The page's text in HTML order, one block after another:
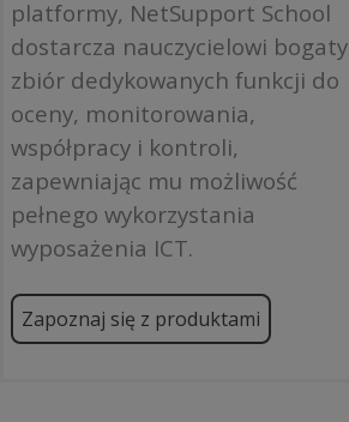
platformy, NetSupport School
dostarcza nauczycielowi bogaty
zbiór dedykowanych funkcji do
oceny, monitorowania,
współpracy i kontroli,
zapewniając mu możliwość
pełnego wykorzystania
wyposażenia ICT.
Zapoznaj się z produktami